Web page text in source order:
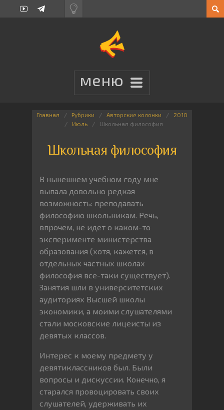
Главная Рубрики Авторские колонки
2010
Июль
Школьная философия
Школьная философия
В нынешнем учебном году мне
выпала довольно редкая
возможность: преподавать
философию школьникам. Речь,
впрочем, не идет о каком-то
эксперименте министерства
образования (хотя, кажется, в
отдельных частных школах
философия все-таки существует).
Занятия шли в университетских
аудиториях Высшей школы
экономики, а моими слушателями
стали московские лицеисты из
девятых классов.
Интерес к моему предмету у
девятиклассников был. Были
вопросы и дискуссии. Конечно, я
старался провоцировать своих
слушателей, удерживать их